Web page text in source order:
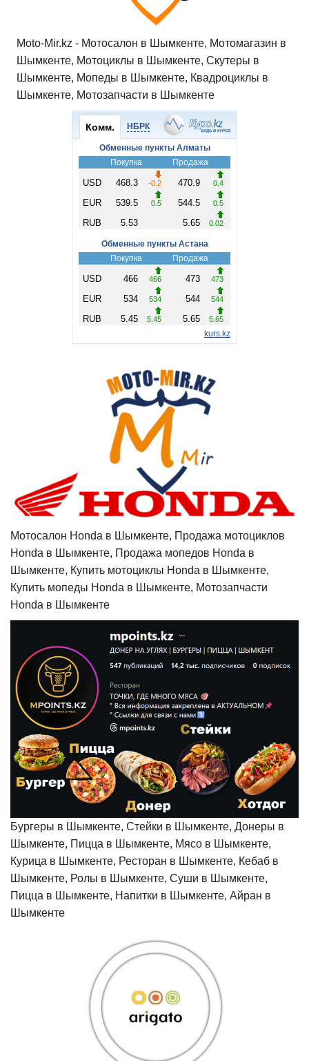
Moto-Mir.kz - Мотосалон в Шымкенте, Мотомагазин в
Шымкенте, Мотоциклы в Шымкенте, Скутеры в
Шымкенте, Мопеды в Шымкенте, Квадроциклы в
Шымкенте, Мотозапчасти в Шымкенте
Мотосалон Honda в Шымкенте, Продажа мотоциклов
Honda в Шымкенте, Продажа мопедов Honda в
Шымкенте, Купить мотоциклы Honda в Шымкенте,
Купить мопеды Honda в Шымкенте, Мотозапчасти
Honda в Шымкенте
Бургеры в Шымкенте, Стейки в Шымкенте, Донеры в
Шымкенте, Пицца в Шымкенте, Мясо в Шымкенте,
Курица в Шымкенте, Ресторан в Шымкенте, Кебаб в
Шымкенте, Ролы в Шымкенте, Суши в Шымкенте,
Пицца в Шымкенте, Напитки в Шымкенте, Айран в
Шымкенте